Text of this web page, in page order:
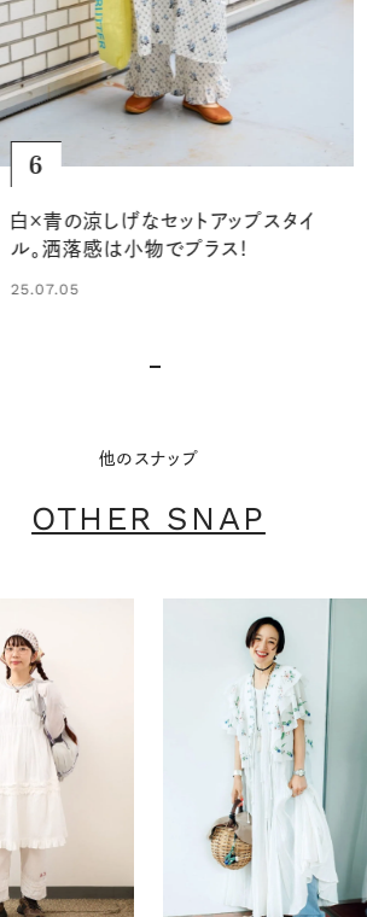
6
×青の涼しげなセットアップスタイ
。洒落感は小物でプラス！
他のスナップ
OTHER SNAP